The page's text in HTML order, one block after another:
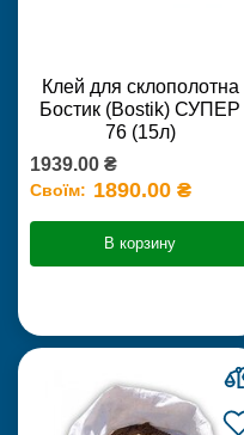
Клей для склополотна
Бостик (Bostik) СУПЕР
76 (15л)
1939.00 ₴
Своїм: 1890.00 ₴
В корзину